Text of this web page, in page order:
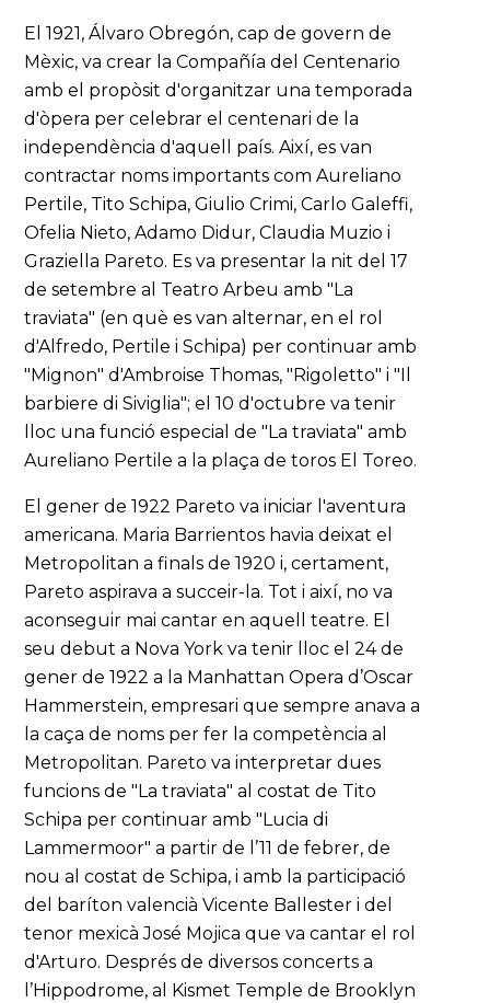
El 1921, Álvaro Obregón, cap de govern de
Mèxic, va crear la Compañía del Centenario
amb el propòsit d'organitzar una temporada
d'òpera per celebrar el centenari de la
independència d'aquell país. Així, es van
contractar noms importants com Aureliano
Pertile, Tito Schipa, Giulio Crimi, Carlo Galeffi,
Ofelia Nieto, Adamo Didur, Claudia Muzio i
Graziella Pareto. Es va presentar la nit del 17
de setembre al Teatro Arbeu amb "La
traviata" (en què es van alternar, en el rol
d'Alfredo, Pertile i Schipa) per continuar amb
"Mignon" d'Ambroise Thomas, "Rigoletto" i "Il
barbiere di Siviglia"; el 10 d'octubre va tenir
lloc una funció especial de "La traviata" amb
Aureliano Pertile a la plaça de toros El Toreo.
El gener de 1922 Pareto va iniciar l'aventura
americana. Maria Barrientos havia deixat el
Metropolitan a finals de 1920 i, certament,
Pareto aspirava a succeir-la. Tot i així, no va
aconseguir mai cantar en aquell teatre. El
seu debut a Nova York va tenir lloc el 24 de
gener de 1922 a la Manhattan Opera d’Oscar
Hammerstein, empresari que sempre anava a
la caça de noms per fer la competència al
Metropolitan. Pareto va interpretar dues
funcions de "La traviata" al costat de Tito
Schipa per continuar amb "Lucia di
Lammermoor" a partir de l’11 de febrer, de
nou al costat de Schipa, i amb la participació
del baríton valencià Vicente Ballester i del
tenor mexicà José Mojica que va cantar el rol
d'Arturo. Després de diversos concerts a
l’Hippodrome, al Kismet Temple de Brooklyn